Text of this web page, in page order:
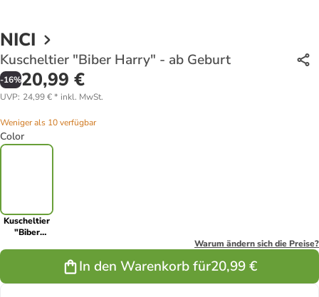
NICI
Kuscheltier "Biber Harry" - ab Geburt
-16%20,99 €
UVP: 24,99 €* inkl. MwSt.
Weniger als 10 verfügbar
Color
Kuscheltier
"Biber
Warum ändern sich die Preise?
In den Warenkorb für20,99 €